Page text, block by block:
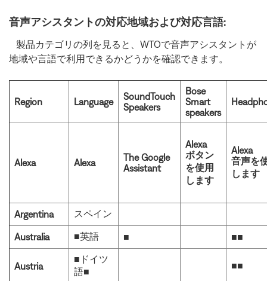
音声アシスタントの対応地域および対応言語:
製品カテゴリの列を見ると、WTOで音声アシスタントが
地域や言語で利用できるかどうかを確認できます。
Region Language
SoundTouch
Speakers
Bose
Smart
speakers
Alexa Alexa
The Google
Assistant
Alexa
ボタン
を使用
します
Alexa
音声を
します
Argentina スペイン
Australia ■英語 ■ ■■
Austria
■ドイツ
語■
■■